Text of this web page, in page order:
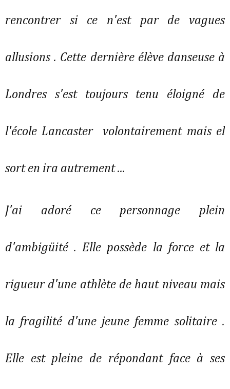
rencontrer si ce n'est par de vagues
allusions . Cette dernière élève danseuse à
Londres s'est toujours tenu éloigné de
l'école Lancaster volontairement mais el
sort en ira autrement ...
J'ai adoré ce personnage plein
d'ambigüité . Elle possède la force et la
rigueur d'une athlète de haut niveau mais
la fragilité d'une jeune femme solitaire .
Elle est pleine de répondant face à ses